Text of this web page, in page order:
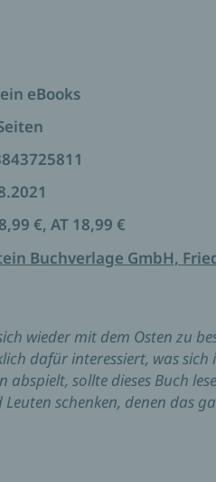
Thesen, die den
Gefüge belegen. Nach
eBooks
€, AT 18,99 €
Buchverlage GmbH,
wieder mit dem Osten zu
dafür interessiert, was
abspielt, sollte dieses Buch
schenken, denen das